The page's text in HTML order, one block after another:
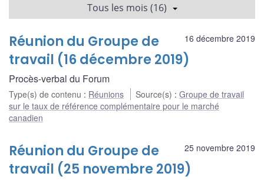
Tous les mois (16)
16 décembre 2019
Réunion du Groupe de
travail (16 décembre 2019)
Procès-verbal du Forum
Type(s) de contenu : Réunions Source(s) :Groupe de travail
sur le taux de référence complémentaire pour le marché
canadien
25 novembre 2019
Réunion du Groupe de
travail (25 novembre 2019)